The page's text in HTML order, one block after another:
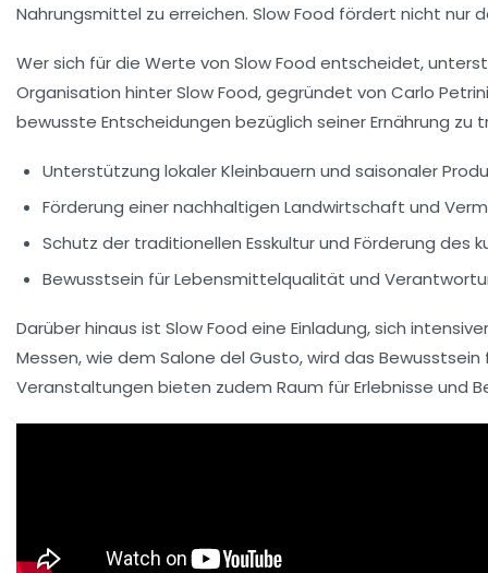
Nahrungsmittel zu erreichen. Slow Food fördert nicht nur
Wer sich für die Werte von Slow Food entscheidet,
Organisation hinter Slow Food, gegründet von Carlo
bewusste Entscheidungen bezüglich seiner Ernährung
Unterstützung lokaler Kleinbauern und saisonaler
Förderung einer nachhaltigen Landwirtschaft und
Schutz der traditionellen Esskulturund Förderung des
Bewusstsein für Lebensmittelqualität und
Darüber hinaus ist Slow Food eine Einladung, sich
Messen, wie dem Salone del Gusto, wird das
Veranstaltungen bieten zudem Raum fürErlebnisse und